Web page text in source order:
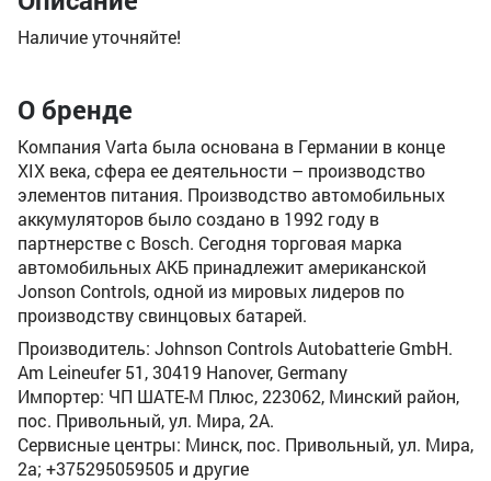
Наличие уточняйте!
О бренде
Компания Varta была основана в Германии в конце
XIX века, сфера ее деятельности – производство
элементов питания. Производство автомобильных
аккумуляторов было создано в 1992 году в
партнерстве с Bosch. Сегодня торговая марка
автомобильных АКБ принадлежит американской
Jonson Controls, одной из мировых лидеров по
производству свинцовых батарей.
Производитель: Johnson Controls Autobatterie GmbH.
Am Leineufer 51, 30419 Hanover, Germany
Импортер: ЧП ШАТЕ-М Плюс, 223062, Минский район,
пос. Привольный, ул. Мира, 2А.
Сервисные центры: Минск, пос. Привольный, ул. Мира,
2а; +375295059505 и другие